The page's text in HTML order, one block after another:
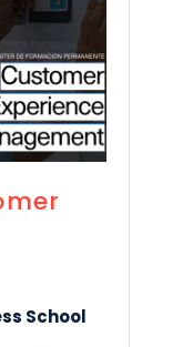
School